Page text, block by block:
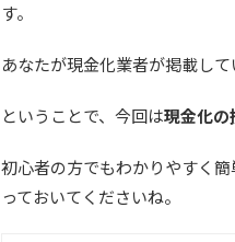
す。
あなたが現金化業者が掲載し
ということで、今回は現金化の
初心者の方でもわかりやすく
っておいてくださいね。